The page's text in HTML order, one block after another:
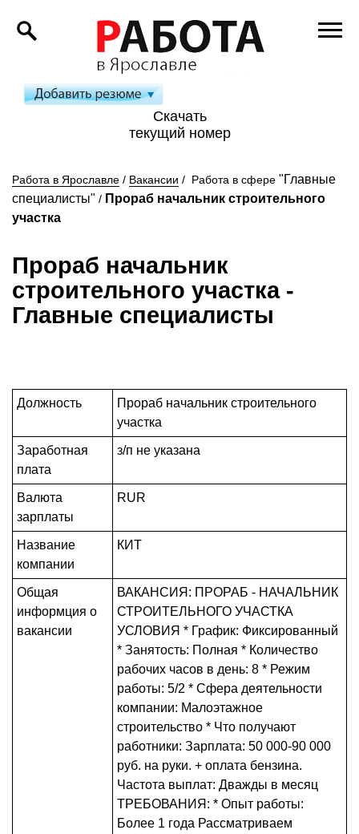
Скачать
текущий номер
Работа в Ярославле / Вакансии / Работа в сфере "Главные
специалисты" / Прораб начальник строительного
участка
Прораб начальник
строительного участка-
Главные специалисты
Должность
Прораб начальник строительного
участка
Заработная
плата
з/п не указана
Валюта
зарплаты
RUR
Название
компании
КИТ
Общая
информция о
вакансии
ВАКАНСИЯ: ПРОРАБ - НАЧАЛЬНИК
СТРОИТЕЛЬНОГО УЧАСТКА
УСЛОВИЯ * График: Фиксированный
* Занятость: Полная * Количество
рабочих часов в день: 8 * Режим
работы: 5/2 * Сфера деятельности
компании: Малоэтажное
строительство * Что получают
работники: Зарплата: 50 000-90 000
руб. на руки. + оплата бензина.
Частота выплат: Дважды в месяц
ТРЕБОВАНИЯ: * Опыт работы:
Более 1 года Рассматриваем